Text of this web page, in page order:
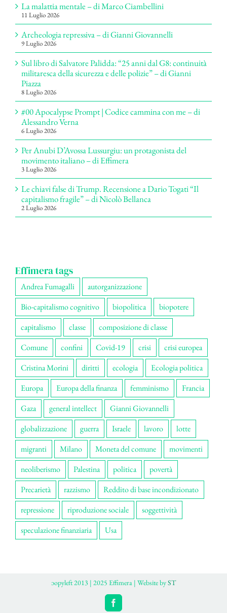
La malattia mentale – di Marco Ciambellini
11 Luglio 2026
Archeologia repressiva – di Gianni Giovannelli
9 Luglio 2026
Sul libro di Salvatore Palidda: “25 anni dal G8: continuità
militaresca della sicurezza e delle polizie” – di Gianni
Piazza
8 Luglio 2026
#00 Apocalypse Prompt | Codice cammina con me – di
Alessandro Verna
6 Luglio 2026
Per Anubi D’Avossa Lussurgiu: un protagonista del
movimento italiano – di Effimera
3 Luglio 2026
Le chiavi false di Trump. Recensione a Dario Togati “Il
capitalismo fragile” – di Nicolò Bellanca
2 Luglio 2026
Effimera tags
Andrea Fumagalli
autorganizzazione
Bio-capitalismo cognitivo
biopolitica
biopotere
capitalismo
classe
composizione di classe
Comune
confini Covid-19 crisi
crisi europea
Cristina Morini
diritti ecologia
Ecologia politica
Europa
Europa della finanza femminismo
Francia
Gaza
general intellect
Gianni Giovannelli
globalizzazione
guerra Israele lavoro
lotte
migranti
Milano Moneta del comune
movimenti
neoliberismo
Palestina politica
povertà
Precarietà
razzismo
Reddito di base incondizionato
repressione
riproduzione sociale
soggettività
speculazione finanziaria
Usa
ɔopyleft 2013 | 2025 Effimera | Website byST
Facebook